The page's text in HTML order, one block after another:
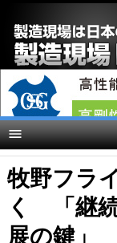
牧野フラ
く 「継
展の鍵」